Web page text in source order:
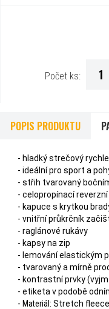
Počet ks:
POPIS PRODUKTU
- hladký strečový
- ideální pro sport a
- střih tvarovaný
- celopropínací
- kapuce s krytkou
- vnitřní průkrčník
- raglánové rukávy
- kapsy na zip
- lemování elastickým
- tvarovaný a mírně
- kontrastní prvky
- etiketa v podobě
- Materiál: Stretch